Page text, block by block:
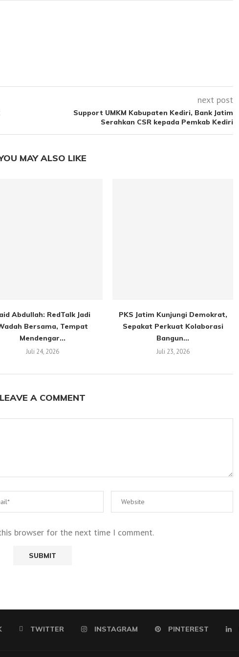
next post
Support UMKM Kabupaten Kediri, Bank Jatim
Serahkan CSR kepada Pemkab Kediri
MAY ALSO LIKE
Abdullah: RedTalk Jadi
Bersama, Tempat
Mendengar...
Juli 24, 2026
PKS Jatim Kunjungi Demokrat,
Sepakat Perkuat Kolaborasi
Bangun...
Juli 23, 2026
LEAVE A COMMENT
browser for the next time I comment.
TWITTER INSTAGRAM PINTEREST